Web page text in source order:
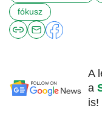
fókusz
A
a
is!